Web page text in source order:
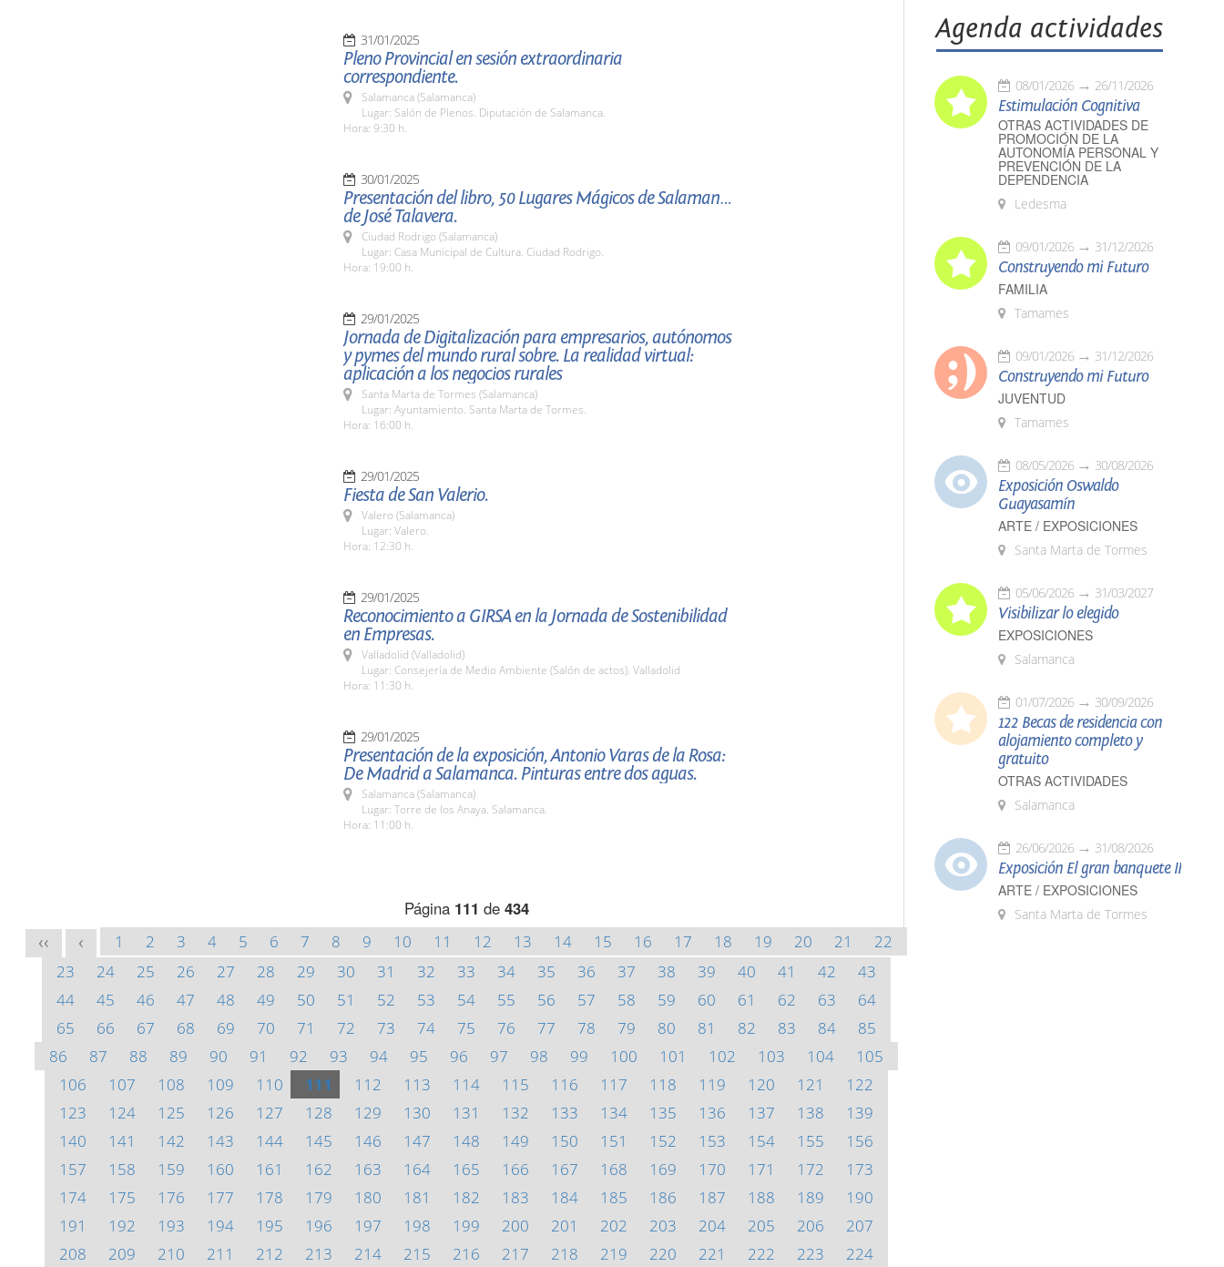
31/01/2025
Pleno Provincial en sesión extraordinaria
correspondiente.
Salamanca (Salamanca)
Lugar: Salón de Plenos. Diputación de Salamanca.
Hora: 9:30 h.
30/01/2025
Presentación del libro, 50 Lugares Mágicos de Salamanca,
de José Talavera.
Ciudad Rodrigo (Salamanca)
Lugar: Casa Municipal de Cultura. Ciudad Rodrigo.
Hora: 19:00 h.
29/01/2025
Jornada de Digitalización para empresarios, autónomos
y pymes del mundo rural sobre. La realidad virtual:
aplicación a los negocios rurales
Santa Marta de Tormes (Salamanca)
Lugar: Ayuntamiento. Santa Marta de Tormes.
Hora: 16:00 h.
29/01/2025
Fiesta de San Valerio.
Valero (Salamanca)
Lugar: Valero.
Hora: 12:30 h.
29/01/2025
Reconocimiento a GIRSA en la Jornada de Sostenibilidad
en Empresas.
Valladolid (Valladolid)
Lugar: Consejería de Medio Ambiente (Salón de actos). Valladolid
Hora: 11:30 h.
29/01/2025
Presentación de la exposición, Antonio Varas de la Rosa:
De Madrid a Salamanca. Pinturas entre dos aguas.
Salamanca (Salamanca)
Lugar: Torre de los Anaya. Salamanca.
Hora: 11:00 h.
Página 111 de 434
<< < 1 2 3 4 5 6 7 8 9 10 11 12 13 14 15 16 17 18 19 20 21
22
23
24 25 26 27 28 29 30 31 32 33 34 35 36 37 38 39 40 41 42
43
44
45 46 47 48 49 50 51 52 53 54 55 56 57 58 59 60 61 62 63
64
65
66 67 68 69 70 71 72 73 74 75 76 77 78 79 80 81 82 83 84
85
86
87 88 89 90 91 92 93 94 95 96 97 98 99 100 101 102 103 104
105
106
107 108 109 110 111 112 113 114 115 116 117 118 119 120 121
122
123
124 125 126 127 128 129 130 131 132 133 134 135 136 137 138
139
140
141 142 143 144 145 146 147 148 149 150 151 152 153 154 155
156
157
158 159 160 161 162 163 164 165 166 167 168 169 170 171 172
173
174
175 176 177 178 179 180 181 182 183 184 185 186 187 188 189
190
191
192 193 194 195 196 197 198 199 200 201 202 203 204 205 206
207
208
209 210 211 212 213 214 215 216 217 218 219 220 221 222 223 224
Agenda actividades
08/01/2026 26/11/2026
Estimulación Cognitiva
OTRAS ACTIVIDADES DE
PROMOCIÓN DE LA
AUTONOMÍA PERSONAL Y
PREVENCIÓN DE LA
DEPENDENCIA
Ledesma
09/01/2026 31/12/2026
Construyendo mi Futuro
FAMILIA
Tamames
09/01/2026 31/12/2026
Construyendo mi Futuro
JUVENTUD
Tamames
08/05/2026 30/08/2026
Exposición Oswaldo
Guayasamín
ARTE / EXPOSICIONES
Santa Marta de Tormes
05/06/2026 31/03/2027
Visibilizar lo elegido
EXPOSICIONES
Salamanca
01/07/2026 30/09/2026
122 Becas de residencia con
alojamiento completo y
gratuito
OTRAS ACTIVIDADES
Salamanca
26/06/2026 31/08/2026
Exposición El gran banquete II
ARTE / EXPOSICIONES
Santa Marta de Tormes